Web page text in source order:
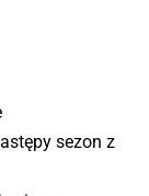
sezon z